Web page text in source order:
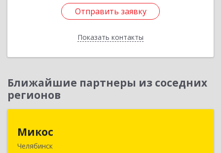
Отправить заявку
Показать контакты
Отправить заявку
Назад
Ближайшие партнеры из соседних
регионов
Микос
Челябинск